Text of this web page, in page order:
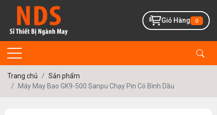
Giỏ Hàng 0
Trang chủ
Sản phẩm
Máy May Bao GK9-500 Sanpu Chạy Pin Có Bình Dầu